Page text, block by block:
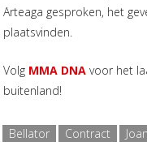
Arteaga gesproken, het
plaatsvinden.
Volg MMA DNA voor het
buitenland!
Bellator Contract